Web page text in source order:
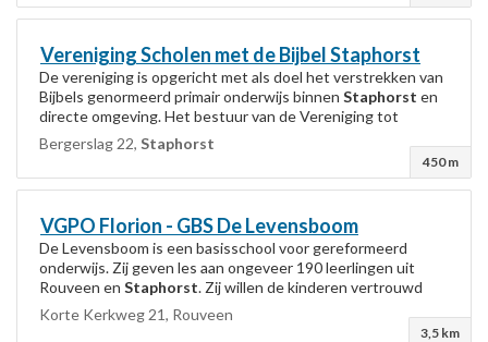
Vereniging Scholen met de BijbelStaphorst
De vereniging is opgericht met als doel het verstrekken van
Bijbels genormeerd primair onderwijs binnen Staphorst en
directe omgeving. Het bestuur van de Vereniging tot
Stichting en Instandhouding van...
Bergerslag 22, Staphorst
450 m
VGPO Florion - GBS De Levensboom
De Levensboom is een basisschool voor gereformeerd
onderwijs. Zij geven les aan ongeveer 190 leerlingen uit
Rouveen en Staphorst. Zij willen de kinderen vertrouwd
maken met de Bijbel. Met een open Bijbel...
Korte Kerkweg 21, Rouveen
3,5 km